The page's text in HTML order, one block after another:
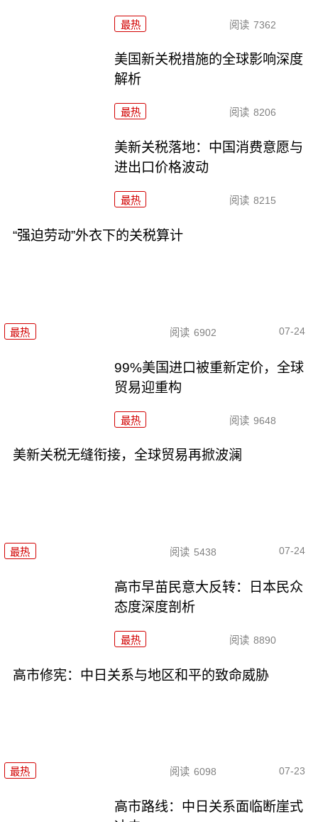
最热 阅读 7362
美国新关税措施的全球影响深度
解析
最热 阅读 8206
美新关税落地：中国消费意愿与
进出口价格波动
最热 阅读 8215
“强迫劳动”外衣下的关税算计
最热 阅读 6902 07-24
99%美国进口被重新定价，全球
贸易迎重构
最热 阅读 9648
美新关税无缝衔接，全球贸易再掀波澜
最热 阅读 5438 07-24
高市早苗民意大反转：日本民众
态度深度剖析
最热 阅读 8890
高市修宪：中日关系与地区和平的致命威胁
最热 阅读 6098 07-23
高市路线：中日关系面临断崖式